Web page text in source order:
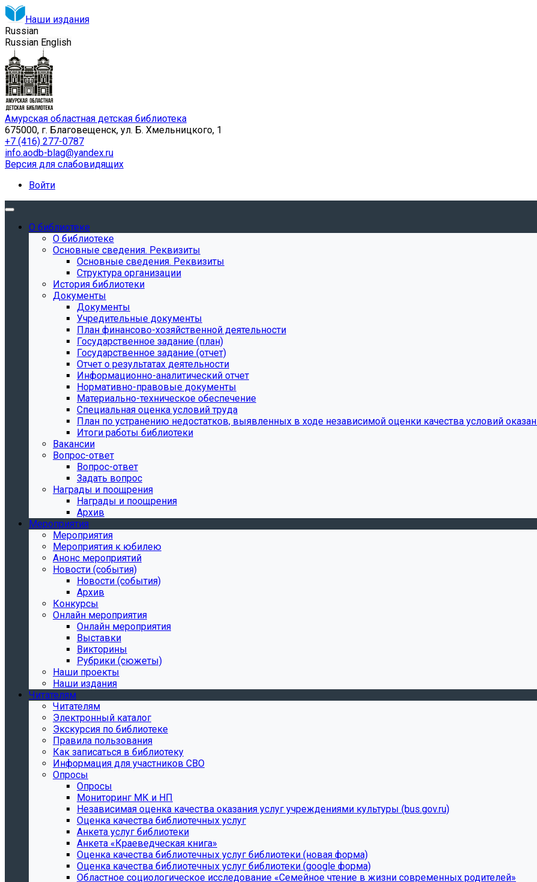
Наши издания
Russian
Russian English
Амурская областная детская библиотека
675000, г. Благовещенск, ул. Б. Хмельницкого, 1
+7 (416) 277-0787
info.aodb-blag@yandex.ru
Версия для слабовидящих
Войти
О библиотеке
О библиотеке
Основные сведения. Реквизиты
Основные сведения. Реквизиты
Структура организации
История библиотеки
Документы
Документы
Учредительные документы
План финансово-хозяйственной деятельности
Государственное задание (план)
Государственное задание (отчет)
Отчет о результатах деятельности
Информационно-аналитический отчет
Нормативно-правовые документы
Материально-техническое обеспечение
Специальная оценка условий труда
План по устранению недостатков, выявленных в ходе независимой оценки качества условий
Итоги работы библиотеки
Вакансии
Вопрос-ответ
Вопрос-ответ
Задать вопрос
Награды и поощрения
Награды и поощрения
Архив
Мероприятия
Мероприятия
Мероприятия к юбилею
Анонс мероприятий
Новости (события)
Новости (события)
Архив
Конкурсы
Онлайн мероприятия
Онлайн мероприятия
Выставки
Викторины
Рубрики (сюжеты)
Наши проекты
Наши издания
Читателям
Читателям
Электронный каталог
Экскурсия по библиотеке
Правила пользования
Как записаться в библиотеку
Информация для участников СВО
Опросы
Опросы
Мониторинг МК и НП
Независимая оценка качества оказания услуг учреждениями культуры (bus.gov.ru)
Оценка качества библиотечных услуг
Анкета услуг библиотеки
Анкета «Краеведческая книга»
Oценка качества библиотечных услуг библиотеки (новая форма)
Oценка качества библиотечных услуг библиотеки (google форма)
Областное социологическое исследование «Семейное чтение в жизни современных родителей»